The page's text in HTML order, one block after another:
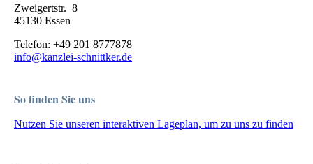
Zweigertstr. 8
45130 Essen
Telefon: +49 201 8777878
info@kanzlei-schnittker.de
So finden Sie uns
Nutzen Sie unseren interaktiven La­ge­plan, um zu uns zu finden